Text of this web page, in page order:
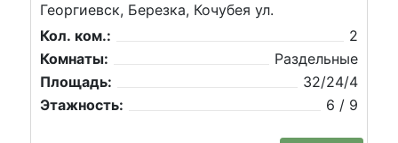
Георгиевск, Березка, Кочубея ул.
Кол. ком.:
2
Комнаты:
Раздельные
Площадь:
32/24/4
Этажность:
6 / 9